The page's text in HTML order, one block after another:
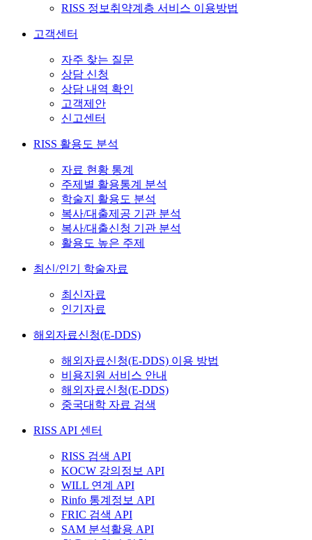
RISS 정보취약계층 서비스 이용방법
고객센터
자주 찾는 질문
상담 신청
상담 내역 확인
고객제안
신고센터
RISS 활용도 분석
자료 현황 통계
주제별 활용통계 분석
학술지 활용도 분석
복사/대출제공 기관 분석
복사/대출신청 기관 분석
활용도 높은 주제
최신/인기 학술자료
최신자료
인기자료
해외자료신청(E-DDS)
해외자료신청(E-DDS) 이용 방법
비용지원 서비스 안내
해외자료신청(E-DDS)
중국대학 자료 검색
RISS API 센터
RISS 검색 API
KOCW 강의정보 API
WILL 연계 API
Rinfo 통계정보 API
FRIC 검색 API
SAM 분석활용 API